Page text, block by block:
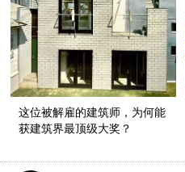
这位被解雇的建筑师，为何能
获建筑界最顶级大奖？